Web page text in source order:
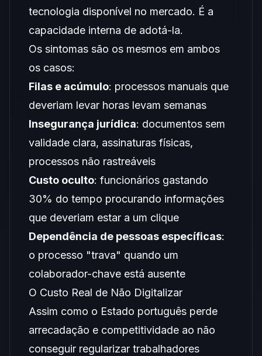
tecnologia disponível no mercado. É a
capacidade interna de adotá-la.
Os sintomas são os mesmos em ambos
os casos:
Filas e acúmulo: processos manuais que
deveriam levar horas levam semanas
Insegurança jurídica: documentos sem
validade clara, assinaturas físicas,
processos não rastreáveis
Custo oculto: funcionários gastando
30% do tempo procurando informações
que deveriam estar a um clique
Dependência de pessoas específicas:
o processo "trava" quando um
colaborador-chave está ausente
O Custo Real de Não Digitalizar
Assim como o Estado português perde
arrecadação e competitividade ao não
conseguir regularizar trabalhadores